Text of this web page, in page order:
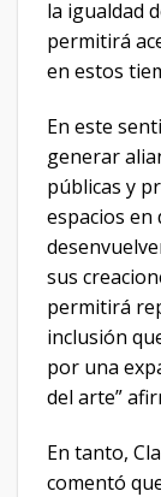
la igualdad
permitirá
en estos
En este
generar
públicas y
espacios en
sus
permitirá
inclusión
por una
del arte”
En tanto,
comentó